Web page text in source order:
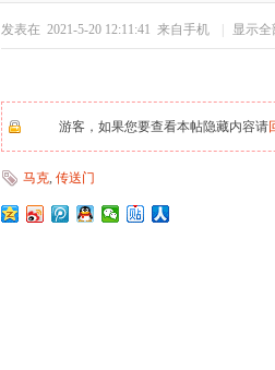
发表在 2021-5-20 12:11:41 来自手机 显示
游客，如果您要查看本帖隐藏内容请
马克, 传送门